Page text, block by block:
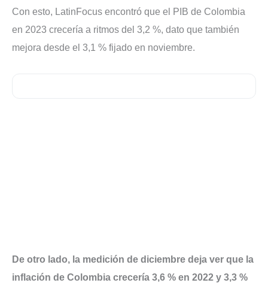
Con esto, LatinFocus encontró que el PIB de Colombia
en 2023 crecería a ritmos del 3,2 %, dato que también
mejora desde el 3,1 % fijado en noviembre.
De otro lado, la medición de diciembre deja ver que la
inflación de Colombia crecería 3,6 % en 2022 y 3,3 %